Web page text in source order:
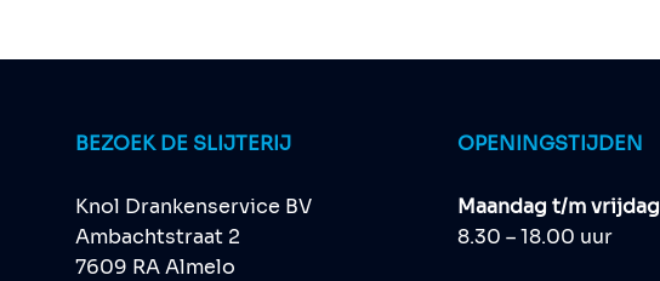
BEZOEK DE SLIJTERIJ
Knol Drankenservice BV
Ambachtstraat 2
7609 RA Almelo
OPENINGSTIJDEN
Maandag t/m vrijdag
8.30 – 18.00 uur